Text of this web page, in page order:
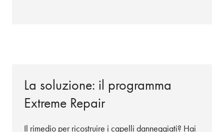
La soluzione: il programma
Extreme Repair
Il rimedio per ricostruire i capelli danneggiati? Hai